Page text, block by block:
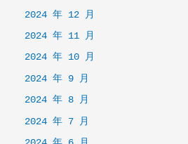
2024 年 12 月
2024 年 11 月
2024 年 10 月
2024 年 9 月
2024 年 8 月
2024 年 7 月